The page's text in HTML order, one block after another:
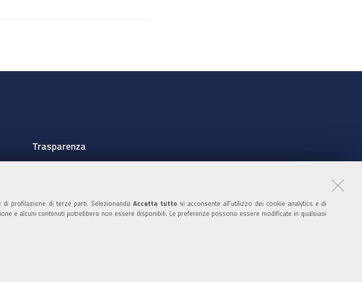
di profilazione di terze parti. SelezionandoAccetta tutto si acconsente all’utilizzo dei cookie analytics e di
e alcuni contenuti potrebbero non essere disponibili. Le preferenze possono essere modificate in qualsiasi
Trasparenza
Pubblicità Legale